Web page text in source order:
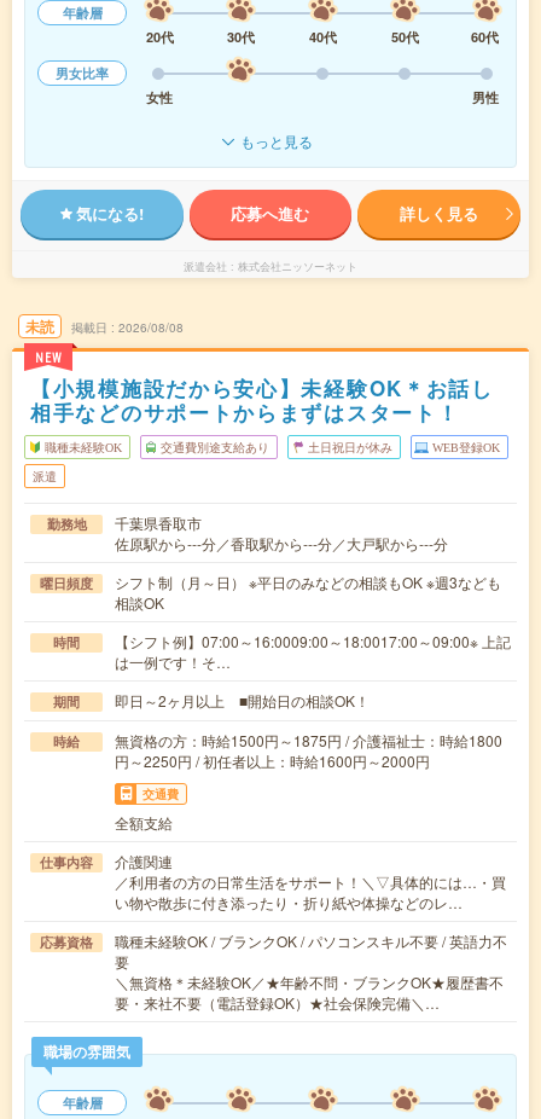
年齢層
20代
30代 40代 50代
60代
男女比率
女性
男性
もっと見る
気になる! 応募へ進む 詳しく見る
派遣会社 株式会社ニッソーネット
未読
NEW
掲載日 2026/08/08
【小規模施設だから安心】未経験OK＊お話し
相手などのサポートからまずはスタート！
職種未経験OK 交通費別途支給あり 土日祝日が休み WEB登録OK
派遣
勤務地
千葉県香取市
佐原駅から---分／香取駅から---分／大戸駅から---分
曜日頻度
シフト制（月～日） ※平日のみなどの相談もOK ※週3なども
相談OK
時間
【シフト例】07:00～16:0009:00～18:0017:00～09:00※ 上記
は一例です！そ…
期間 即日～2ヶ月以上 ■開始日の相談OK！
時給
無資格の方：時給1500円～1875円 / 介護福祉士：時給1800
円～2250円 / 初任者以上：時給1600円～2000円
交通費
全額支給
仕事内容
介護関連
／利用者の方の日常生活をサポート！＼▽具体的には…・買
い物や散歩に付き添ったり・折り紙や体操などのレ…
応募資格
職種未経験OK / ブランクOK / パソコンスキル不要 / 英語力不
要
＼無資格＊未経験OK／★年齢不問・ブランクOK★履歴書不
要・来社不要（電話登録OK）★社会保険完備＼…
職場の雰囲気
年齢層